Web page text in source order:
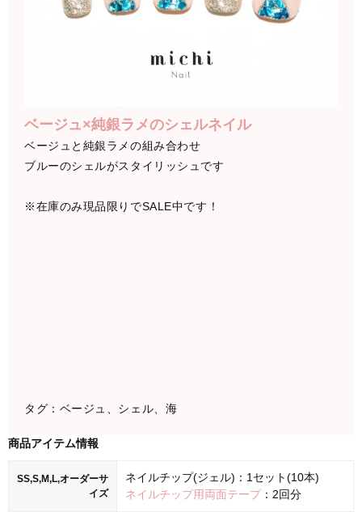
ベージュ×純銀ラメのシェルネイル
ベージュと純銀ラメの組み合わせ
ブルーのシェルがスタイリッシュです
※在庫のみ現品限りでSALE中です！
タグ：ベージュ、シェル、海
商品アイテム情報
SS,S,M,L,オーダーサ
イズ
ネイルチップ(ジェル)：1セット(10本)
ネイルチップ用両面テープ：2回分